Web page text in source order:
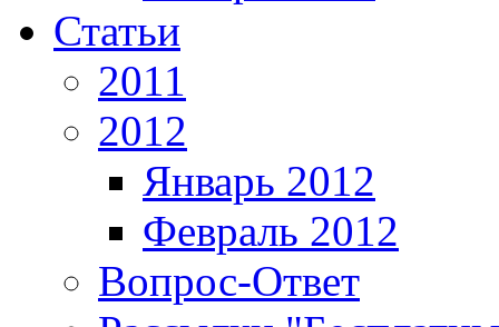
Статьи
2011
2012
Январь 2012
Февраль 2012
Вопрос-Ответ